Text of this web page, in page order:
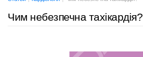
Чим небезпечна тахікардія?